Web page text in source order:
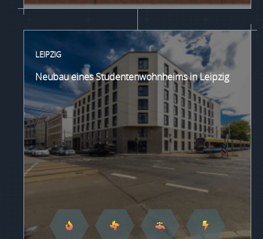
LEIPZIG
Neubau eines Studentenwohnheims in Leipzig